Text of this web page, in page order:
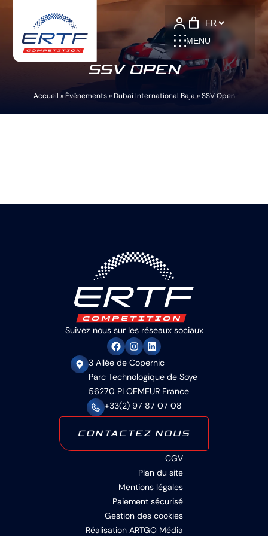
MENU
Language
SSV OPEN
Accueil »Évènements» Dubai International Baja »SSV Open
Suivez nous sur les réseaux sociaux
3 Allée de Copernic
Parc Technologique de Soye
56270 PLOEMEUR France
+33(2) 97 87 07 08
CONTACTEZ NOUS
CGV
Plan du site
Mentions légales
Paiement sécurisé
Gestion des cookies
Réalisation ARTGO Média